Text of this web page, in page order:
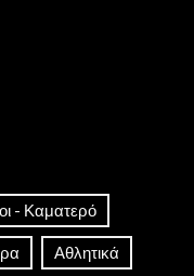
- Καματερό
Αθλητικά